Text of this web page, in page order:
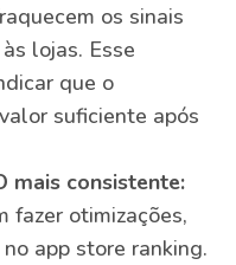
os sinais
lojas. Esse
que o
suficiente após
mais consistente:
fazer otimizações,
app store ranking.